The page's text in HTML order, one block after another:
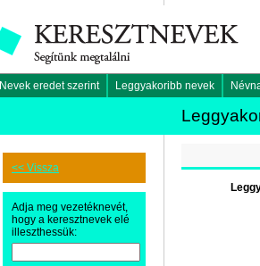
Nevek eredet szerint Leggyakoribb nevek
<< Vissza
Adja meg vezetéknevét,
hogy a keresztnevek elé
illeszthessük: